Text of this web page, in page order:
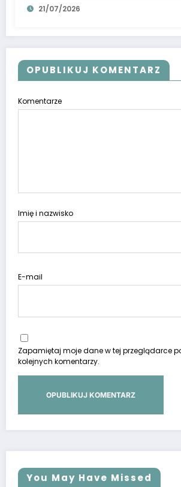
21/07/2026
OPUBLIKUJ KOMENTARZ
Komentarze
Imię i nazwisko
E-mail
Zapamiętaj moje dane w tej przeglądarce
kolejnych komentarzy.
You May Have Missed